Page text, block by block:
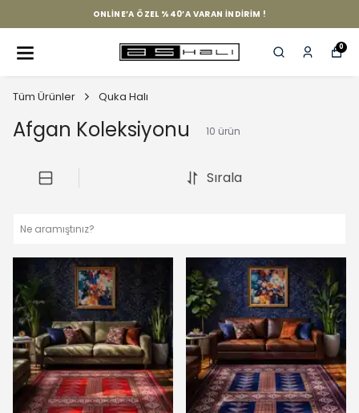
ONLINE’A ÖZEL %40’A VARAN İNDIRIM !
0
Tüm Ürünler Quka Halı
Afgan Koleksiyonu 10 ürün
Sırala